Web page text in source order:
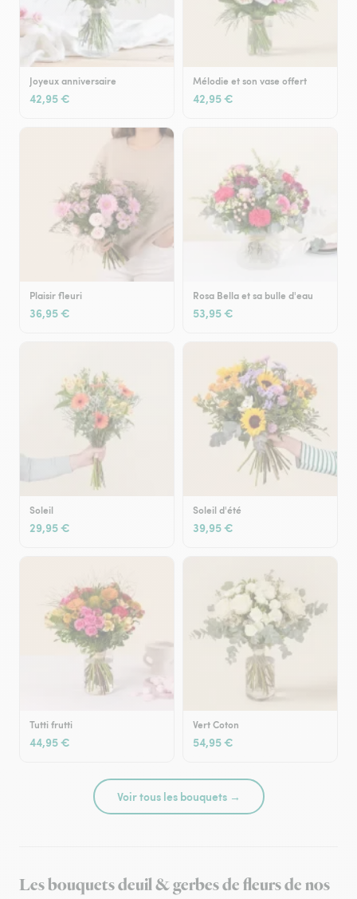
Joyeux anniversaire
42,95 €
Mélodie et son vase offert
42,95 €
Plaisir fleuri
36,95 €
Rosa Bella et sa bulle d'eau
53,95 €
Soleil
29,95 €
Soleil d'été
39,95 €
Tutti frutti
44,95 €
Vert Coton
54,95 €
Voir tous les bouquets →
Les bouquets deuil & gerbes de fleurs de nos